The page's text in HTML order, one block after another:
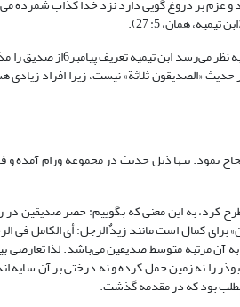
گویی دارد نزد خدا کذاب شمرده می‌شود
همان، 5: 27).
ابن تیمیه کیفیت استدلال خود را
«الصدیقون ثلاثة» نیست، زیرا افراد زیادی
ذیل حدیث در مجموعه ورام آمده و فاقد سند
کرد، به این معنی که بگوییم: حصر صدیقین در
کمال است مانند زیدٌ الرجل: أی الکامل فی
به آن مرتبه متوسط صدیقین می‌باشد. لذا
مطلب بود که در مقدمه گذشت.